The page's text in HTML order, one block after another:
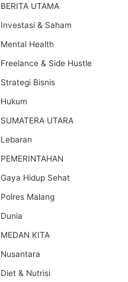
BERITA UTAMA
Investasi & Saham
Mental Health
Freelance & Side Hustle
Strategi Bisnis
Hukum
SUMATERA UTARA
Lebaran
PEMERINTAHAN
Gaya Hidup Sehat
Polres Malang
Dunia
MEDAN KITA
Nusantara
Diet & Nutrisi